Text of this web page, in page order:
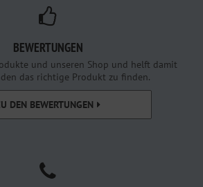
BEWERTUNGEN
und unseren Shop und helft damit
das richtige Produkt zu finden.
DEN BEWERTUNGEN